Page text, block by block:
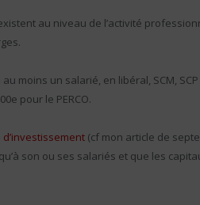
au niveau de l’activité
a au moins un salarié, en libéral, SCM,
pour le PERCO.
(cf mon article de
son ou ses salariés et que les